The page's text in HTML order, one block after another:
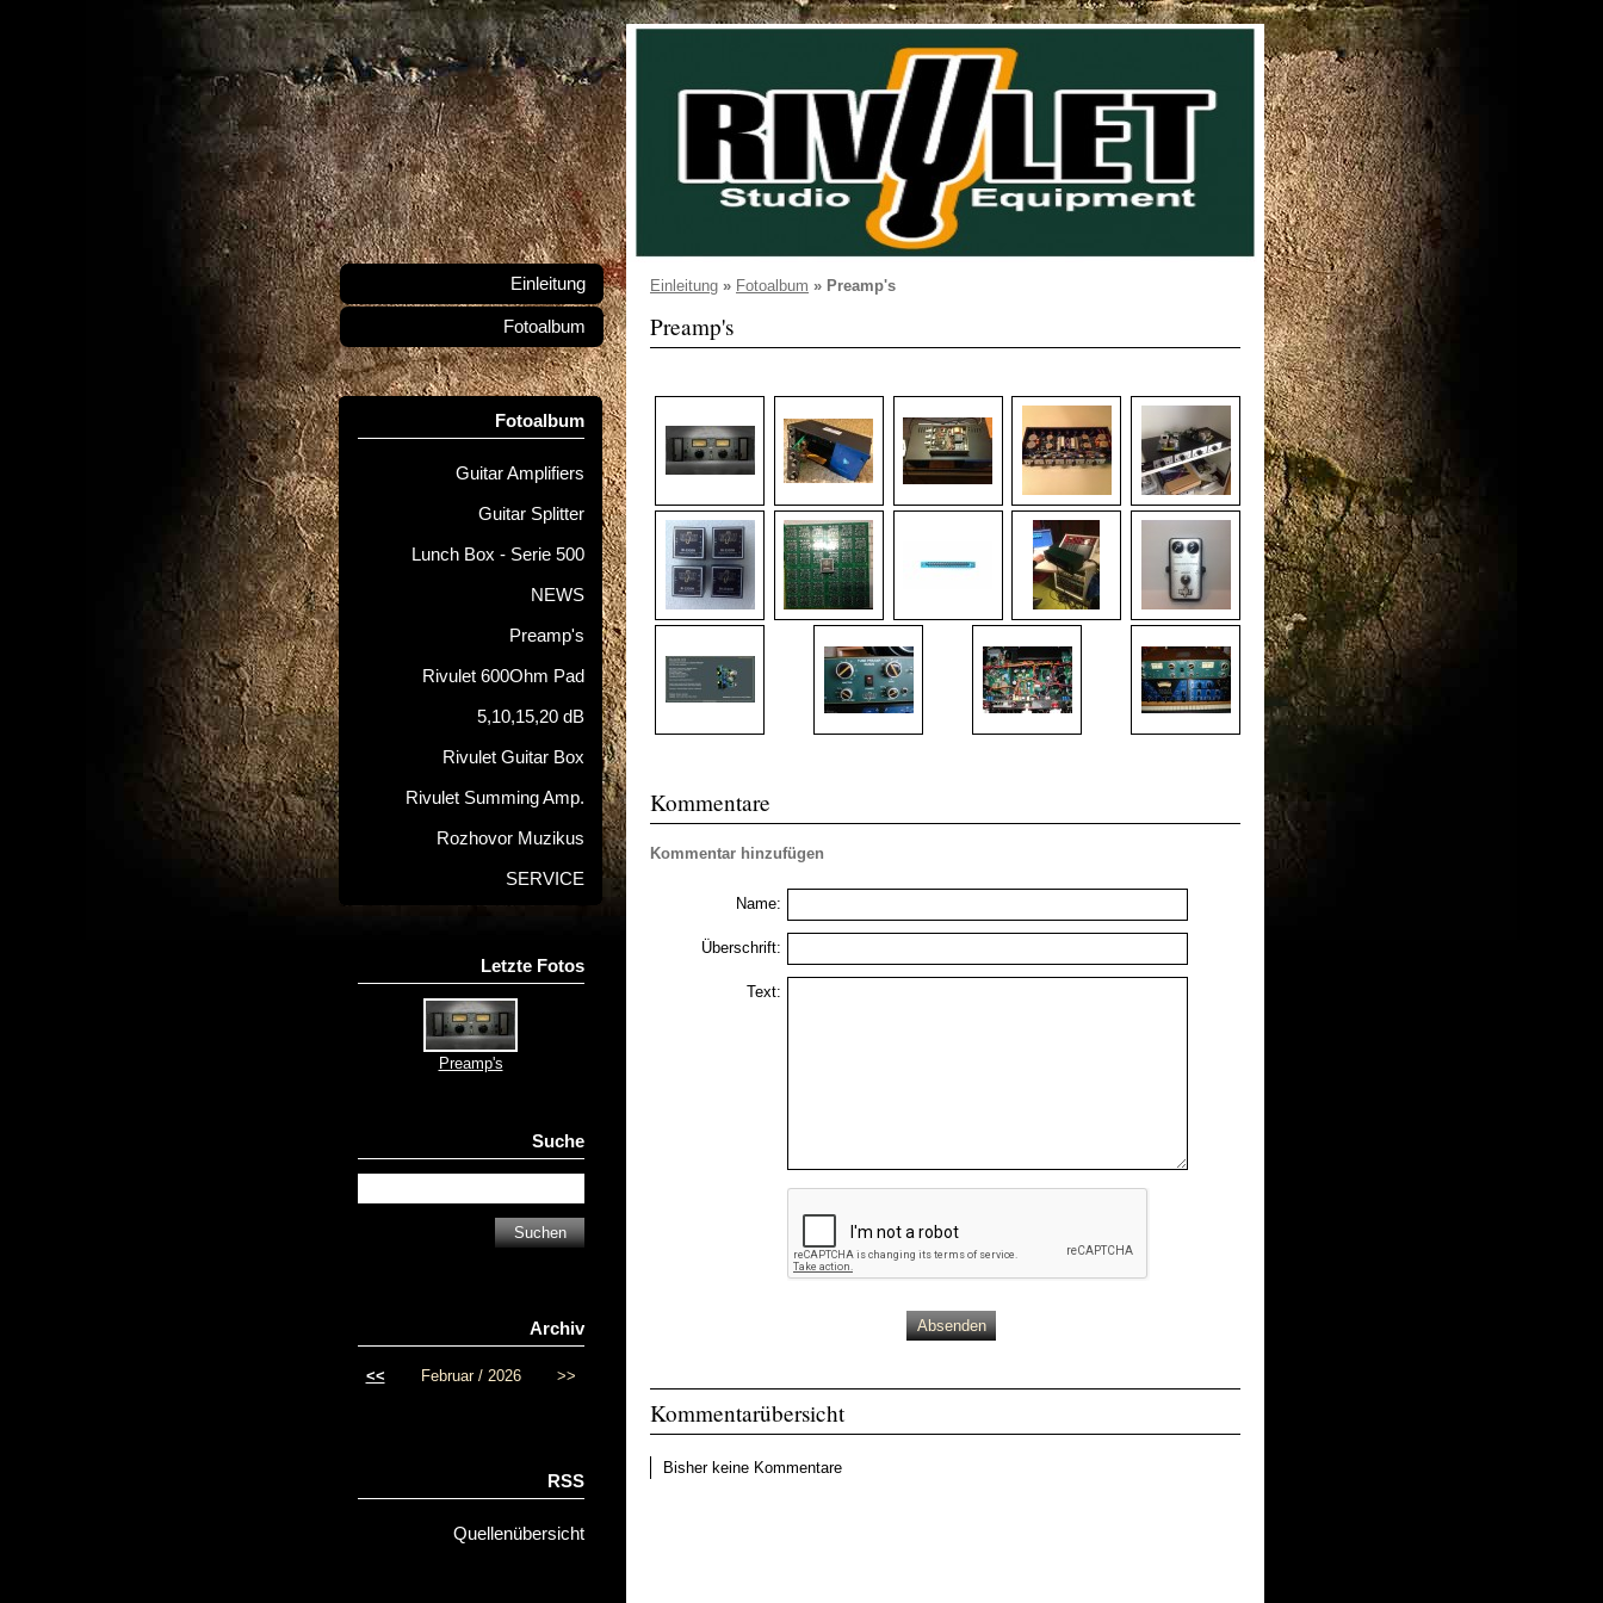
Einleitung » Fotoalbum » Preamp's
Preamp's
Kommentare
Kommentar hinzufügen
Name:
Überschrift:
Text:
Kommentarübersicht
Bisher keine Kommentare
Einleitung
Fotoalbum
Fotoalbum
Guitar Amplifiers
Guitar Splitter
Lunch Box - Serie 500
NEWS
Preamp's
Rivulet 600Ohm Pad
5,10,15,20 dB
Rivulet Guitar Box
Rivulet Summing Amp.
Rozhovor Muzikus
SERVICE
Letzte Fotos
Preamp's
Suche
Archiv
<< Februar / 2026 >>
RSS
Quellenübersicht